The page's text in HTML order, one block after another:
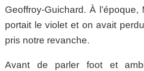
Geoffroy-Guichard. À l’époque,
portait le violet et on avait
pris notre revanche.
Avant de parler foot et